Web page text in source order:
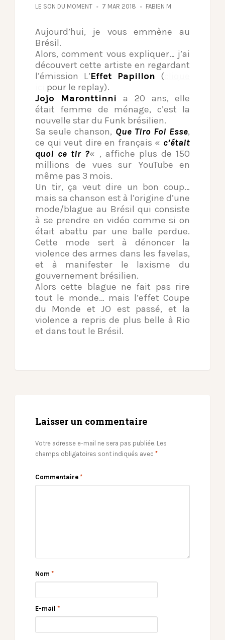
LE SON DU MOMENT 7 MAR 2018 FABIEN M
Aujourd’hui, je vous emmène au
Brésil.
Alors, comment vous expliquer… j’ai
découvert cette artiste en regardant
l’émission L’Effet Papillon (
pour le replay).
Jojo Maronttinni a 20 ans, elle
était femme de ménage, c’est la
nouvelle star du Funk brésilien.
Sa seule chanson, Que Tiro Foi Esse,
ce qui veut dire en français « c’était
quoi ce tir ?« , affiche plus de 150
millions de vues sur YouTube en
même pas 3 mois.
Un tir, ça veut dire un bon coup…
mais sa chanson est à l’origine d’une
mode/blague au Brésil qui consiste
à se prendre en vidéo comme si on
était abattu par une balle perdue.
Cette mode sert à dénoncer la
violence des armes dans les favelas,
et à manifester le laxisme du
gouvernement brésilien.
Alors cette blague ne fait pas rire
tout le monde… mais l’effet Coupe
du Monde et JO est passé, et la
violence a repris de plus belle à Rio
et dans tout le Brésil.
Laisser un commentaire
Votre adresse e-mail ne sera pas publiée. Les
champs obligatoires sont indiqués avec *
Commentaire *
Nom *
E-mail *